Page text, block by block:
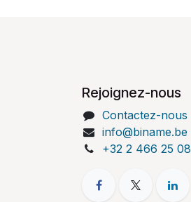
Rejoignez-nous
Contactez-nous
info@biname.be
+32 2 466 25 08